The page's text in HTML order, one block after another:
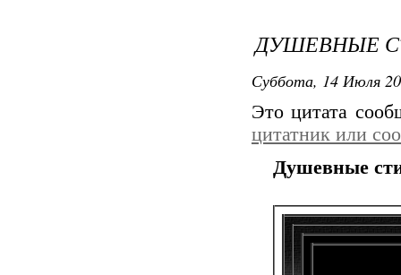
ДУШЕВНЫЕ
Суббота, 14 Июля
Это цитата
цитатник или
Душевные